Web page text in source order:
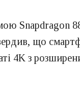
Snapdragon
що
4K з